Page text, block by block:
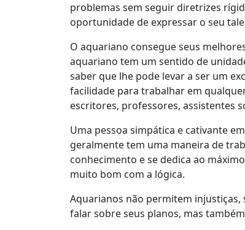
problemas sem seguir diretrizes
oportunidade de expressar o seu
O aquariano consegue seus
aquariano tem um sentido de
saber que lhe pode levar a ser um
facilidade para trabalhar em
escritores, professores, assistentes
Uma pessoa simpática e cativante
geralmente tem uma maneira de
conhecimento e se dedica ao
muito bom com a lógica.
Aquarianos não permitem
falar sobre seus planos, mas